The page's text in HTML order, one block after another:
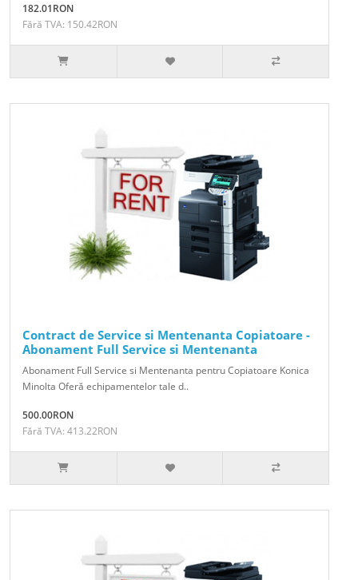
182.01RON
Fără TVA: 150.42RON
Contract de Service si Mentenanta Copiatoare -
Abonament Full Service si Mentenanta
Abonament Full Service si Mentenanta pentru Copiatoare Konica
Minolta Oferă echipamentelor tale d..
500.00RON
Fără TVA: 413.22RON